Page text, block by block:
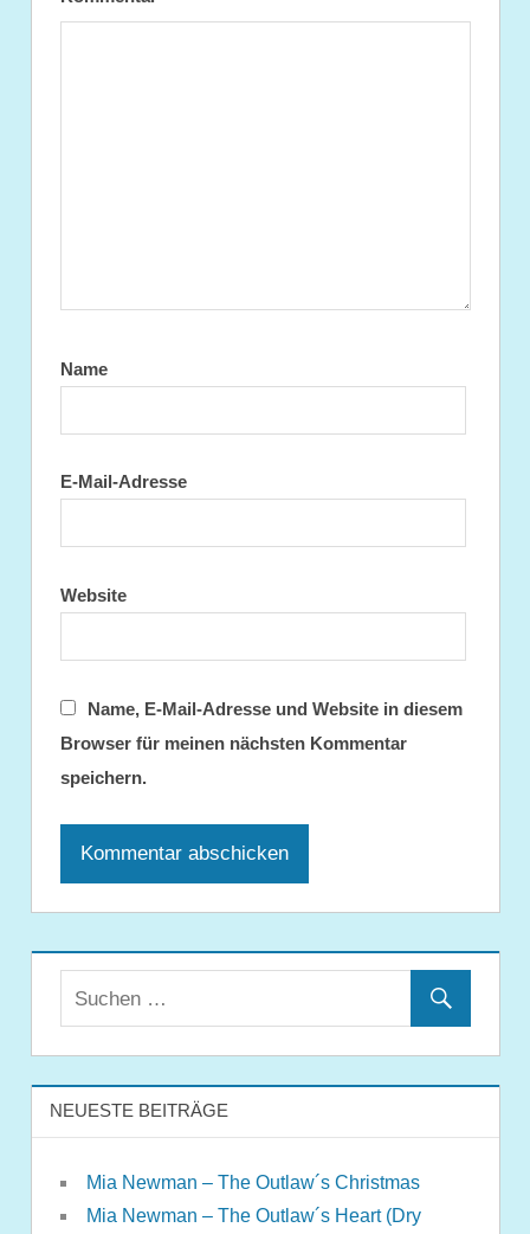
Name
E-Mail-Adresse
Website
Name, E-Mail-Adresse und Website in diesem
Browser für meinen nächsten Kommentar
speichern.
NEUESTE BEITRÄGE
Mia Newman – The Outlaw´s Christmas
Mia Newman – The Outlaw´s Heart (Dry